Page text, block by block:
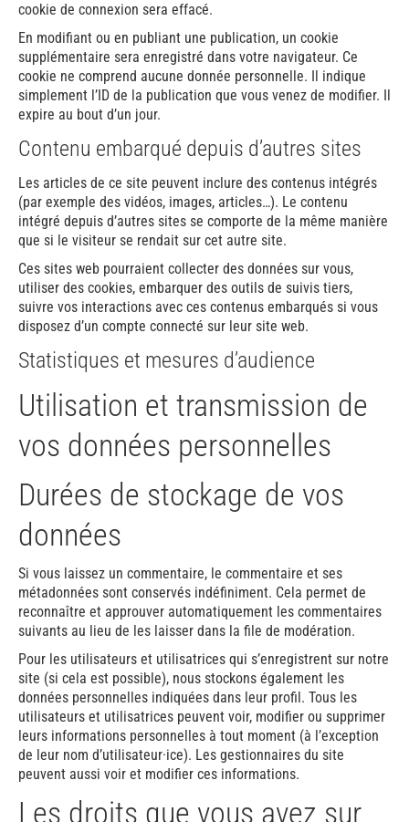
cookie de connexion sera effacé.
En modifiant ou en publiant une publication, un cookie
supplémentaire sera enregistré dans votre navigateur. Ce
cookie ne comprend aucune donnée personnelle. Il indique
simplement l’ID de la publication que vous venez de modifier. Il
expire au bout d’un jour.
Contenu embarqué depuis d’autres sites
Les articles de ce site peuvent inclure des contenus intégrés
(par exemple des vidéos, images, articles…). Le contenu
intégré depuis d’autres sites se comporte de la même manière
que si le visiteur se rendait sur cet autre site.
Ces sites web pourraient collecter des données sur vous,
utiliser des cookies, embarquer des outils de suivis tiers,
suivre vos interactions avec ces contenus embarqués si vous
disposez d’un compte connecté sur leur site web.
Statistiques et mesures d’audience
Utilisation et transmission de
vos données personnelles
Durées de stockage de vos
données
Si vous laissez un commentaire, le commentaire et ses
métadonnées sont conservés indéfiniment. Cela permet de
reconnaître et approuver automatiquement les commentaires
suivants au lieu de les laisser dans la file de modération.
Pour les utilisateurs et utilisatrices qui s’enregistrent sur notre
site (si cela est possible), nous stockons également les
données personnelles indiquées dans leur profil. Tous les
utilisateurs et utilisatrices peuvent voir, modifier ou supprimer
leurs informations personnelles à tout moment (à l’exception
de leur nom d’utilisateur·ice). Les gestionnaires du site
peuvent aussi voir et modifier ces informations.
Les droits que vous avez sur